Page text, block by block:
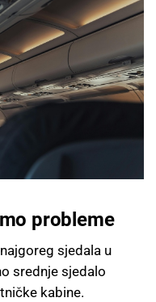
probleme
sjedala u
srednje sjedalo
kabine.